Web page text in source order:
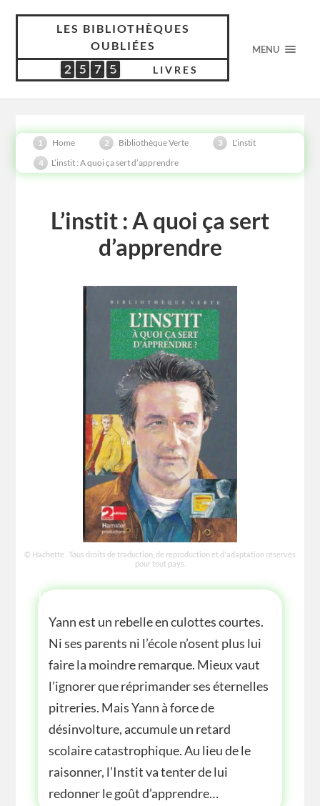
LES BIBLIOTHÈQUES
OUBLIÉES
2
5
2 5
1
5 7
7
7
7 5
1
5 LIVRES
MENU
Home Bibliothèque Verte
L'instit
L’instit : A quoi ça sert d’apprendre
L’instit : A quoi ça sert
d’apprendre
© Hachette . Tous droits de traduction, de reproduction et d'adaptation réservés
pour tout pays.
HISTOIRE
Yann est un rebelle en culottes courtes.
Ni ses parents ni l’école n’osent plus lui
faire la moindre remarque. Mieux vaut
l’ignorer que réprimander ses éternelles
pitreries. Mais Yann à force de
désinvolture, accumule un retard
scolaire catastrophique. Au lieu de le
raisonner, l’Instit va tenter de lui
redonner le goût d’apprendre…